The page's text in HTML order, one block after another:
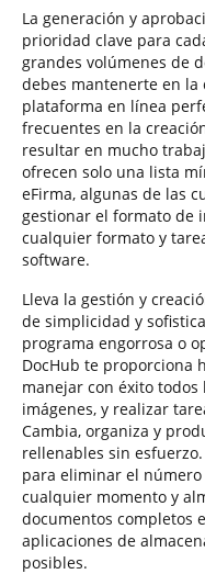
La generación y
prioridad clave para
grandes volúmenes de
debes mantenerte en la
plataforma en línea
frecuentes en la
resultar en mucho
ofrecen solo una lista
eFirma, algunas de las
gestionar el formato de
cualquier formato y
software.
Lleva la gestión y
de simplicidad y
programa engorrosa o
DocHub te proporciona
manejar con éxito
imágenes, y realizar
Cambia, organiza y
rellenables sin
para eliminar el
cualquier momento y
documentos completos
aplicaciones de
posibles.